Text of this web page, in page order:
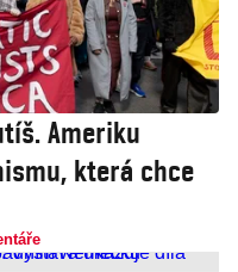
Ameriku
která chce